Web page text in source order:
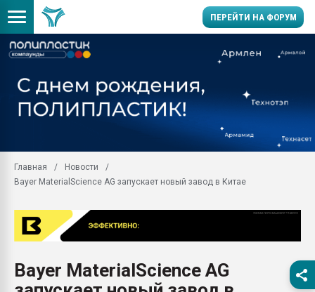
ПЕРЕЙТИ НА ФОРУМ
Вакуум-формовочные
28.07.2026
бутылок
Материал поверхности
вакуумного
Главная
Новости
Bayer MaterialScience AG запускает новый завод в Китае
Bayer MaterialScience AG